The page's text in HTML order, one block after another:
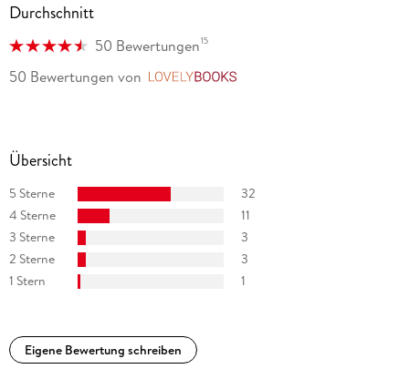
Durchschnitt
50 Bewertungen15
50 Bewertungen von
Übersicht
5 Sterne
32
4 Sterne
11
3 Sterne
3
2 Sterne
3
1 Stern
1
Eigene Bewertung schreiben